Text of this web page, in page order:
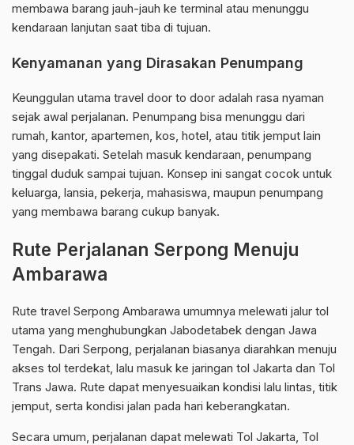
membawa barang jauh-jauh ke terminal atau menunggu
kendaraan lanjutan saat tiba di tujuan.
Kenyamanan yang Dirasakan Penumpang
Keunggulan utama travel door to door adalah rasa nyaman
sejak awal perjalanan. Penumpang bisa menunggu dari
rumah, kantor, apartemen, kos, hotel, atau titik jemput lain
yang disepakati. Setelah masuk kendaraan, penumpang
tinggal duduk sampai tujuan. Konsep ini sangat cocok untuk
keluarga, lansia, pekerja, mahasiswa, maupun penumpang
yang membawa barang cukup banyak.
Rute Perjalanan Serpong Menuju
Ambarawa
Rute travel Serpong Ambarawa umumnya melewati jalur tol
utama yang menghubungkan Jabodetabek dengan Jawa
Tengah. Dari Serpong, perjalanan biasanya diarahkan menuju
akses tol terdekat, lalu masuk ke jaringan tol Jakarta dan Tol
Trans Jawa. Rute dapat menyesuaikan kondisi lalu lintas, titik
jemput, serta kondisi jalan pada hari keberangkatan.
Secara umum, perjalanan dapat melewati Tol Jakarta, Tol